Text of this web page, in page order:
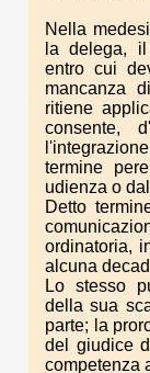
Nella
la delega,
entro cui
mancanza
ritiene
consente,
termine
udienza o
Detto
ordinatoria,
alcuna
Lo stesso
della sua
parte; la
del giudice
competenza